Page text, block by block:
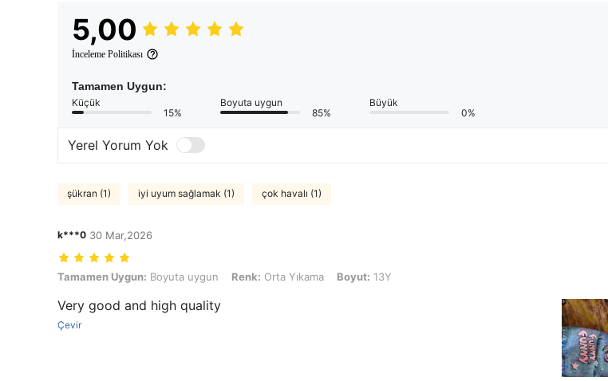
5,00
İnceleme Politikası
Tamamen Uygun:
Küçük
15%
Boyuta uygun
85%
Büyük
0%
Yerel Yorum Yok
şükran (1) iyi uyum sağlamak (1) çok havalı (1)
k***0 30 Mar,2026
Tamamen Uygun: Boyuta uygun, Renk: Orta Yıkama, Boyut: 13Y
Tamamen Uygun: Boyuta uygun Renk: Orta Yıkama Boyut: 13Y
Very good and high quality
Çevir